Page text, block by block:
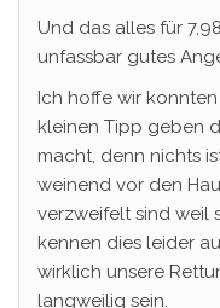
Und das alles für
unfassbar gutes
Ich hoffe wir
kleinen Tipp geben
macht, denn nichts
weinend vor den
verzweifelt sind weil
kennen dies leider
wirklich unsere
langweilig sein.